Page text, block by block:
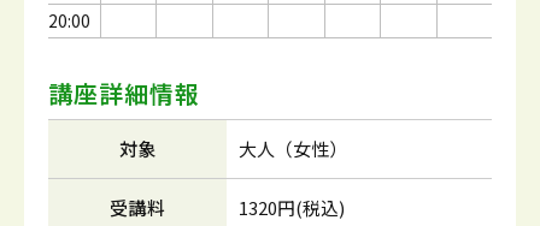
20:00
講座詳細情報
対象 大人（女性）
受講料 1320円(税込)